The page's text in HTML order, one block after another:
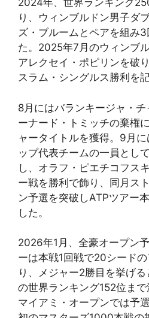
2024年、世界ランキング
り、ウィンブルドン男子ダ
ズ・ブルームとペアを組み
た。2025年7月のウィンブ
アレクセイ・ポピリンを破
スラム・シングルス勝利を
8月にはバランキージャ・
ーナード・トミッチの棄権
ャータイトルを獲得。9月
ップ代表チームの一員とし
し、オラフ・ピエチコフス
ー戦を勝利で飾り、同月ス
ン予選を突破しATPツアー
した。
2026年1月、全豪オープン
ーは本戦1回戦で20シード
り、メジャー2勝目を挙げ
の世界ランキング152位ま
マイアミ・オープンでは予